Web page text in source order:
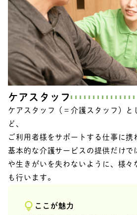
ケアスタッフ
ケアスタッフ（＝介護スタッフ）と
ど、
ご利用者様をサポートする仕事に携
基本的な介護サービスの提供だけで
や生きがいを失わないように、様々
も行います。
ここが魅力